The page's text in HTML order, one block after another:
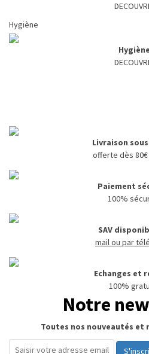
Hygiène
Hygiène
Livraison
offerte dès
Paiement
100%
SAV
mail ou par
Echanges et
100%
Notre
Toutes nos nouveautés et